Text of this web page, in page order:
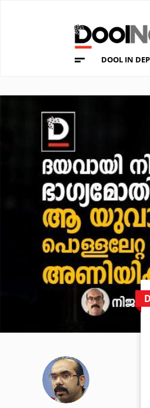
DOOL IN